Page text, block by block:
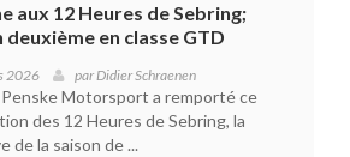
aux 12 Heures de Sebring;
deuxième en classe GTD
2026 parDidier Schraenen
Penske Motorsport a remporté ce
des 12 Heures de Sebring, la
de la saison de ...